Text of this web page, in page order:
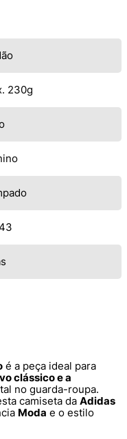
230g
é a peça ideal para
clássico e a
no guarda-roupa.
camiseta da Adidas
Moda e o estilo